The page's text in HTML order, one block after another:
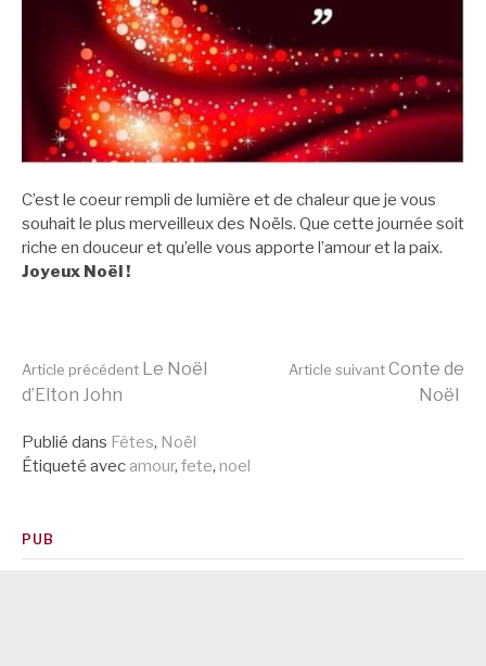
C’est le coeur rempli de lumière et de chaleur que je vous
souhait le plus merveilleux des Noëls. Que cette journée soit
riche en douceur et qu’elle vous apporte l’amour et la paix.
Joyeux Noël !
Lire
la
suite
Article précédent Le Noël
d’Elton John
Article suivantConte de
Noël
Publié dans Fêtes, Noël
Étiqueté avec amour, fete, noel
PUB